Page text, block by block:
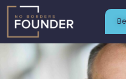
Zum
Inhalt
springen